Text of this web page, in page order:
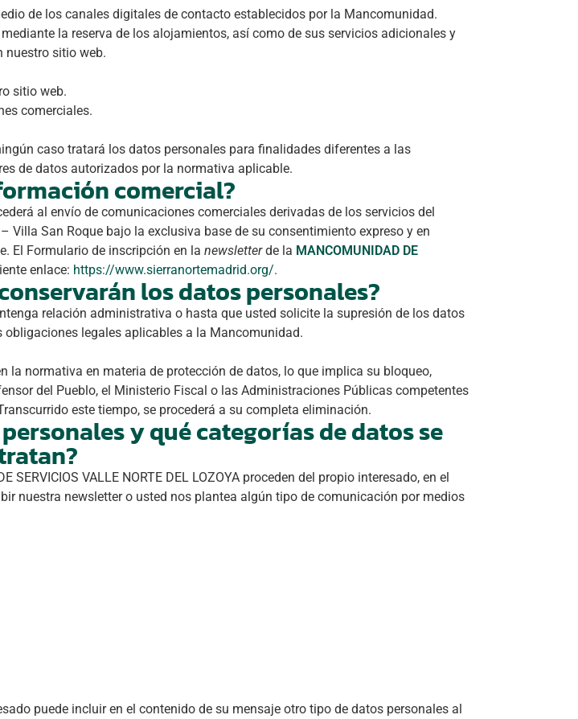
de los canales digitales de contacto establecidos por la Mancomunidad.
la reserva de los alojamientos, así como de sus servicios adicionales y
nuestro sitio web.
sitio web.
comerciales.
caso tratará los datos personales para finalidades diferentes a las
de datos autorizados por la normativa aplicable.
comercial?
al envío de comunicaciones comerciales derivadas de los servicios del
Villa San Roque bajo la exclusiva base de su consentimiento expreso y en
El Formulario de inscripción en lanewsletterde la MANCOMUNIDAD DE
enlace: https://www.sierranortemadrid.org/.
los datos personales?
relación administrativa o hasta que usted solicite la supresión de los datos
legales aplicables a la Mancomunidad.
normativa en materia de protección de datos, lo que implica su bloqueo,
del Pueblo, el Ministerio Fiscal o las Administraciones Públicas competentes
este tiempo, se procederá a su completa eliminación.
y qué categorías de datos se
VALLE NORTE DEL LOZOYA proceden del propio interesado, en el
nuestra newsletter o usted nos plantea algún tipo de comunicación por medios
puede incluir en el contenido de su mensaje otro tipo de datos personales al